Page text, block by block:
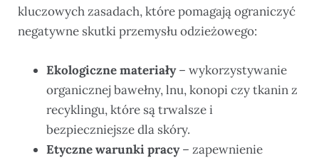
kluczowych zasadach, które pomagają ograniczyć
negatywne skutki przemysłu odzieżowego:
Ekologiczne materiały– wykorzystywanie
organicznej bawełny, lnu, konopi czy tkanin z
recyklingu, które są trwalsze i
bezpieczniejsze dla skóry.
Etyczne warunki pracy– zapewnienie